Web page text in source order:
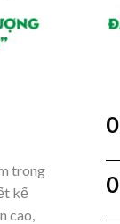
trong
kế
cao,